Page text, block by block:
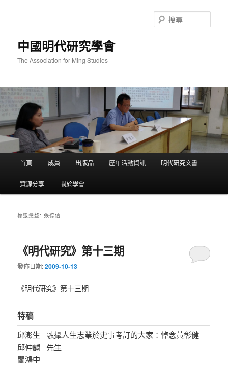
中國明代研究學會
The Association for Ming Studies
尋
首頁 成員 出版品 歷年活動資訊 明代研究文書
資源分享 關於學會
標籤彙整:張德信
《明代研究》第十三期
發佈日期:2009-10-13
《明代研究》第十三期
特稿
邱澎生
邱仲麟
閻鴻中
融攝人生志業於史事考訂的大家：悼念黃彰健
先生